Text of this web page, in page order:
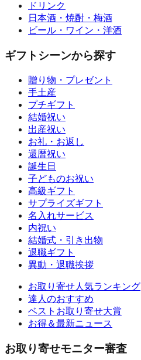
ドリンク
日本酒・焼酎・梅酒
ビール・ワイン・洋酒
ギフトシーンから探す
贈り物・プレゼント
手土産
プチギフト
結婚祝い
出産祝い
お礼・お返し
還暦祝い
誕生日
子どものお祝い
高級ギフト
サプライズギフト
名入れサービス
内祝い
結婚式・引き出物
退職ギフト
異動・退職挨拶
お取り寄せ人気ランキング
達人のおすすめ
ベストお取り寄せ大賞
お得＆最新ニュース
お取り寄せモニター審査